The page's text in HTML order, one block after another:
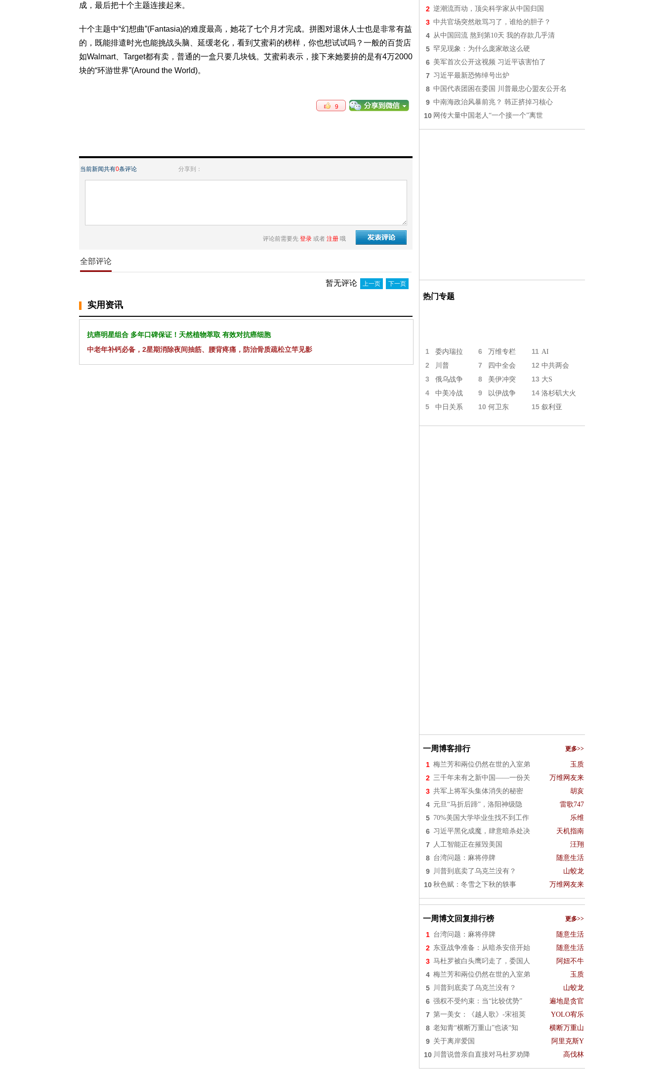
成，最后把十个主题连接起来。
十个主题中“幻想曲”(Fantasia)的难度最高，她花了七个月才完成。拼图对退休人士也是非常有益
的，既能排遣时光也能挑战头脑、延缓老化，看到艾蜜莉的榜样，你也想试试吗？一般的百货店
如Walmart、Target都有卖，普通的一盒只要几块钱。艾蜜莉表示，接下来她要拚的是有4万2000
块的“环游世界”(Around the World)。
9
当前新闻共有0条评论 分享到：
评论前需要先 登录 或者 注册 哦
全部评论
暂无评论 上一页 下一页
实用资讯
抗癌明星组合 多年口碑保证！天然植物萃取 有效对抗癌细胞
中老年补钙必备，2星期消除夜间抽筋、腰背疼痛，防治骨质疏松立竿见影
2 逆潮流而动，顶尖科学家从中国归国
3 中共官场突然敢骂习了，谁给的胆子？
4 从中国回流 熬到第10天 我的存款几乎清
5 罕见现象：为什么庞家敢这么硬
6 美军首次公开这视频 习近平该害怕了
7 习近平最新恐怖绰号出炉
8 中国代表团困在委国 川普最忠心盟友公开名
9 中南海政治风暴前兆？ 韩正挤掉习核心
10 网传大量中国老人“一个接一个”离世
热门专题
1 委内瑞拉 6 万维专栏 11 AI
2 川普 7 四中全会 12 中共两会
3 俄乌战争 8 美伊冲突 13 大S
4 中美冷战 9 以伊战争 14 洛杉矶大火
5 中日关系 10 何卫东 15 叙利亚
一周博客排行 更多>>
1 梅兰芳和兩位仍然在世的入室弟 玉质
2 三千年未有之新中国——一份关 万维网友来
3 共军上将军头集体消失的秘密 胡亥
4 元旦“马折后蹄”，洛阳神级隐 雷歌747
5 70%美国大学毕业生找不到工作 乐维
6 习近平黑化成魔，肆意暗杀处决 天机指南
7 人工智能正在摧毁美国 汪翔
8 台湾问题：麻将停牌 随意生活
9 川普到底卖了乌克兰没有？ 山蛟龙
10 秋色赋：冬雪之下秋的轶事 万维网友来
一周博文回复排行榜 更多>>
1 台湾问题：麻将停牌 随意生活
2 东亚战争准备：从暗杀安倍开始 随意生活
3 马杜罗被白头鹰叼走了，委国人 阿妞不牛
4 梅兰芳和兩位仍然在世的入室弟 玉质
5 川普到底卖了乌克兰没有？ 山蛟龙
6 强权不受约束：当“比较优势” 遍地是贪官
7 第一美女：《越人歌》-宋祖英 YOLO宥乐
8 老知青“横断万重山”也谈“知 横断万重山
9 关于离岸爱国 阿里克斯Y
10 川普说曾亲自直接对马杜罗劝降 高伐林